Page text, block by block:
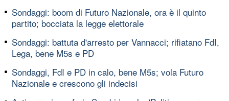
Sondaggi: boom di Futuro Nazionale, ora è il quinto
partito; bocciata la legge elettorale
Sondaggi: battuta d'arresto per Vannacci; rifiatano FdI,
Lega, bene M5s e PD
Sondaggi, FdI e PD in calo, bene M5s; vola Futuro
Nazionale e crescono gli indecisi